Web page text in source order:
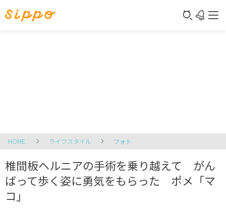
HOME ライフスタイル フォト
椎間板ヘルニアの手術を乗り越えて がん
ばって歩く姿に勇気をもらった ポメ「マ
コ」